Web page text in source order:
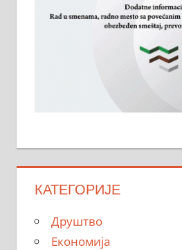
КАТЕГОРИЈЕ
Друштво
Економија